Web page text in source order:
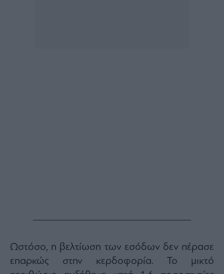
Ωστόσο, η βελτίωση των εσόδων δεν πέρασε
επαρκώς στην κερδοφορία. Το μικτό